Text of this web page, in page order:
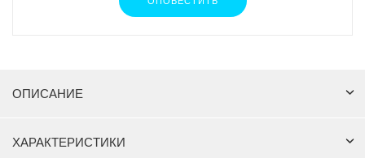
ОПИСАНИЕ
ХАРАКТЕРИСТИКИ